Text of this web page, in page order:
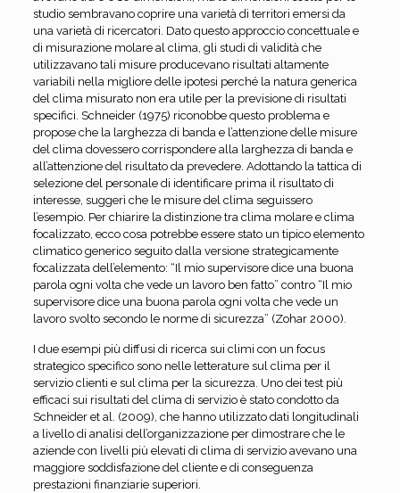
studio sembravano coprire una varietà di territori emersi da
una varietà di ricercatori. Dato questo approccio concettuale e
di misurazione molare al clima, gli studi di validità che
utilizzavano tali misure producevano risultati altamente
variabili nella migliore delle ipotesi perché la natura generica
del clima misurato non era utile per la previsione di risultati
specifici. Schneider (1975) riconobbe questo problema e
propose che la larghezza di banda e l’attenzione delle misure
del clima dovessero corrispondere alla larghezza di banda e
all’attenzione del risultato da prevedere. Adottando la tattica di
selezione del personale di identificare prima il risultato di
interesse, suggerì che le misure del clima seguissero
l’esempio. Per chiarire la distinzione tra clima molare e clima
focalizzato, ecco cosa potrebbe essere stato un tipico elemento
climatico generico seguito dalla versione strategicamente
focalizzata dell’elemento: “Il mio supervisore dice una buona
parola ogni volta che vede un lavoro ben fatto” contro “Il mio
supervisore dice una buona parola ogni volta che vede un
lavoro svolto secondo le norme di sicurezza” (Zohar 2000).
I due esempi più diffusi di ricerca sui climi con un focus
strategico specifico sono nelle letterature sul clima per il
servizio clienti e sul clima per la sicurezza. Uno dei test più
efficaci sui risultati del clima di servizio è stato condotto da
Schneider et al. (2009), che hanno utilizzato dati longitudinali
a livello di analisi dell’organizzazione per dimostrare che le
aziende con livelli più elevati di clima di servizio avevano una
maggiore soddisfazione del cliente e di conseguenza
prestazioni finanziarie superiori.